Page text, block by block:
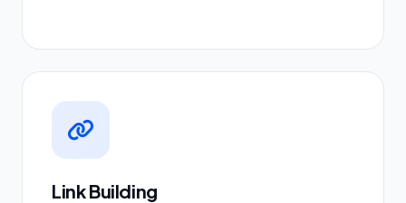
Link Building